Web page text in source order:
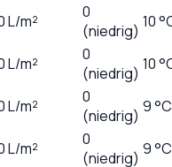
L/m²
0
(niedrig) 10
L/m²
0
(niedrig) 10
L/m²
0
(niedrig) 9 °C
L/m²
0
(niedrig) 9 °C